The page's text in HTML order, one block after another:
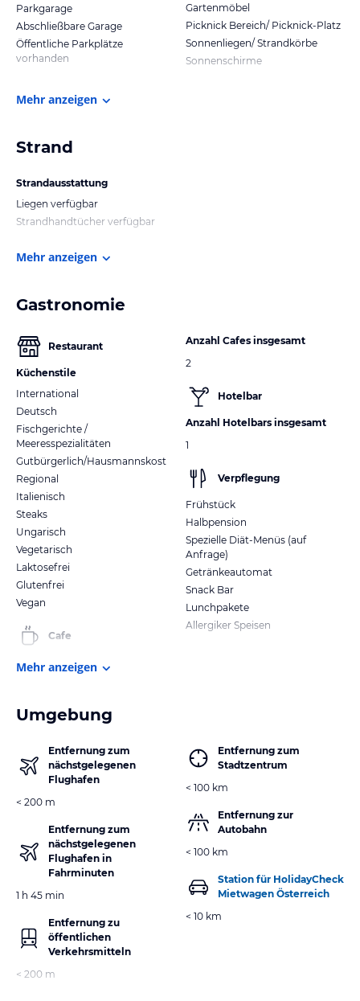
Parkgarage
Abschließbare Garage
Öffentliche Parkplätze
vorhanden
Gartenmöbel
Picknick Bereich/ Picknick-Platz
Sonnenliegen/ Strandkörbe
Sonnenschirme
Mehr anzeigen
Strand
Strandausstattung
Liegen verfügbar
Strandhandtücher verfügbar
Mehr anzeigen
Gastronomie
Restaurant
Küchenstile
International
Deutsch
Fischgerichte /
Meeresspezialitäten
Gutbürgerlich/Hausmannskost
Regional
Italienisch
Steaks
Ungarisch
Vegetarisch
Laktosefrei
Glutenfrei
Vegan
Cafe
Anzahl Cafes insgesamt
2
Hotelbar
Anzahl Hotelbars insgesamt
1
Verpflegung
Frühstück
Halbpension
Spezielle Diät-Menüs (auf
Anfrage)
Getränkeautomat
Snack Bar
Lunchpakete
Allergiker Speisen
Mehr anzeigen
Umgebung
Entfernung zum
nächstgelegenen
Flughafen
< 200 m
Entfernung zum
nächstgelegenen
Flughafen in
Fahrminuten
1 h 45 min
Entfernung zu
öffentlichen
Verkehrsmitteln
< 200 m
Entfernung zum
Stadtzentrum
< 100 km
Entfernung zur
Autobahn
< 100 km
Station für HolidayCheck
Mietwagen Österreich
< 10 km